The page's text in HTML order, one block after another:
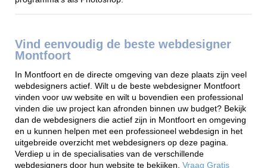
Vind eenvoudig de beste webdesigner
Montfoort
In Montfoort en de directe omgeving van deze plaats zijn veel
webdesigners actief. Wilt u de beste webdesigner Montfoort
vinden voor uw website en wilt u bovendien een professional
vinden die uw project kan afronden binnen uw budget? Bekijk
dan de webdesigners die actief zijn in Montfoort en omgeving
en u kunnen helpen met een professioneel webdesign in het
uitgebreide overzicht met webdesigners op deze pagina.
Verdiep u in de specialisaties van de verschillende
webdesigners door hun website te bekijken, Vraag Gratis